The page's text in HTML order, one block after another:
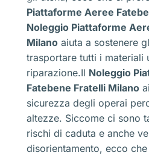
Piattaforme Aeree
Noleggio Piattaforme
Milano aiuta a sostenere
trasportare tutti i materiali
riparazione.Il Noleggio
Fatebene Fratelli Milano
sicurezza degli operai
altezze. Siccome ci sono
rischi di caduta e anche
disorientamento, ecco